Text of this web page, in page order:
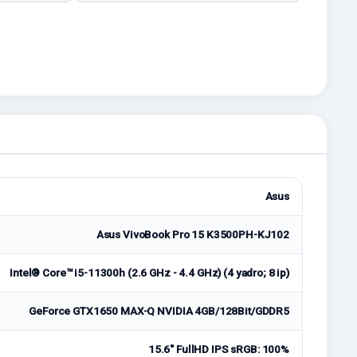
Asus
Asus VivoBook Pro 15 K3500PH-KJ102
Intel® Core™ i5-11300h (2.6 GHz - 4.4 GHz) (4 yadro; 8 ip)
GeForce GTX1650 MAX-Q NVIDIA 4GB/128Bit/GDDR5
15.6'' FullHD IPS sRGB: 100%